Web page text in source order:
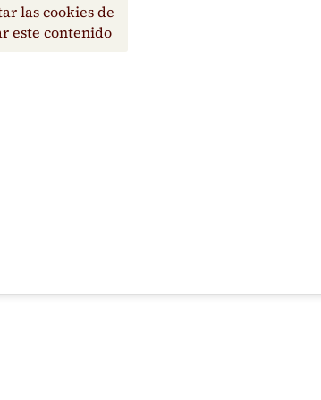
las cookies de
este contenido